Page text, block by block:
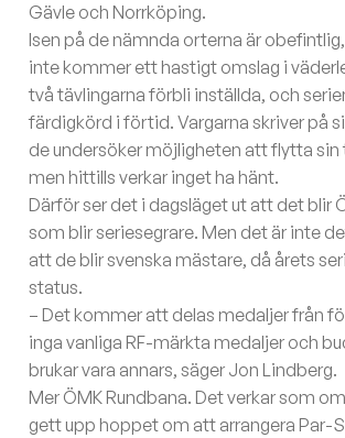
Gävle och Norrköping.
Isen på de nämnda orterna är
inte kommer ett hastigt omslag i
två tävlingarna förbli inställda, och
färdigkörd i förtid. Vargarna skriver på
de undersöker möjligheten att flytta sin
men hittills verkar inget ha hänt.
Därför ser det i dagsläget ut att det blir
som blir seriesegrare. Men det är inte
att de blir svenska mästare, då årets
status.
– Det kommer att delas medaljer från
inga vanliga RF-märkta medaljer och
brukar vara annars, säger Jon Lindberg.
Mer ÖMK Rundbana. Det verkar som
gett upp hoppet om att arrangera Par-